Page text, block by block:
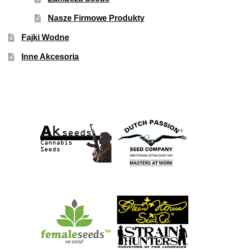
Nasze Firmowe Produkty
Fajki Wodne
Inne Akcesoria